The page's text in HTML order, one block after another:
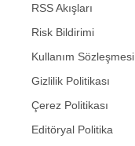
RSS Akışları
Risk Bildirimi
Kullanım Sözleşmesi
Gizlilik Politikası
Çerez Politikası
Editöryal Politika